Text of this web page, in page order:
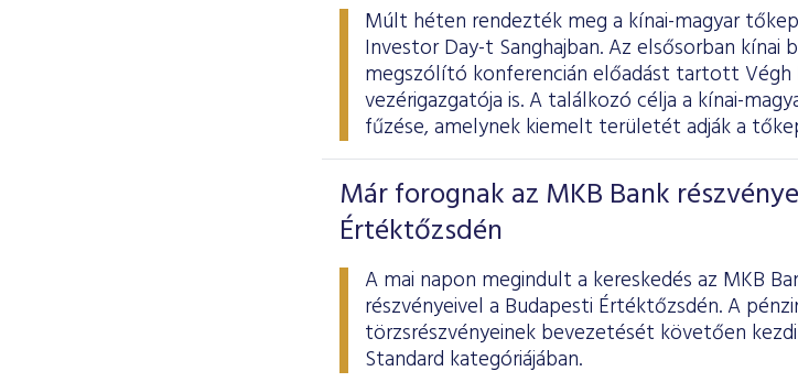
Múlt héten rendezték meg a kínai-magyar
Investor Day-t Sanghajban. Az elsősorban
megszólító konferencián előadást tartott Végh
vezérigazgatója is. A találkozó célja a kínai-
fűzése, amelynek kiemelt területét adják a
Már forognak az MKB Bank
Értéktőzsdén
A mai napon megindult a kereskedés az MKB
részvényeivel a Budapesti Értéktőzsdén. A
törzsrészvényeinek bevezetését követően
Standard kategóriájában.